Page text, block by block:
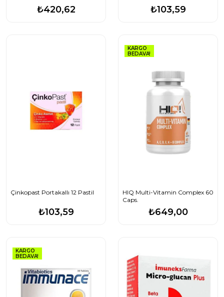
₺420,62 ₺103,59
Çinkopast Portakallı 12 Pastil
₺103,59
KARGO
BEDAVA!
HIQ Multi-Vitamin Complex 60
Caps.
₺649,00
KARGO
BEDAVA!